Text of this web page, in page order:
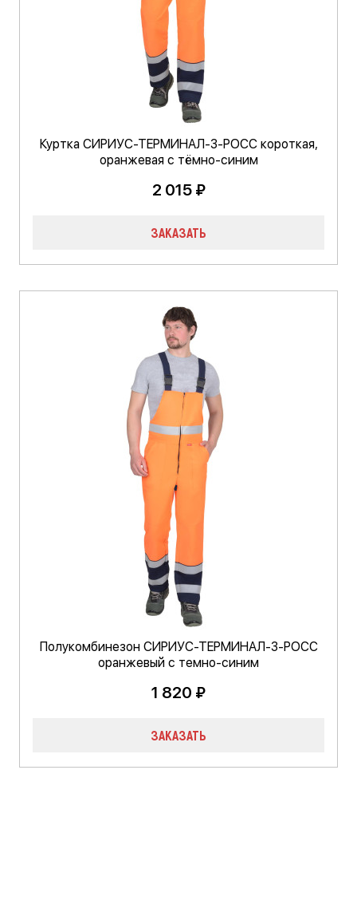
Куртка СИРИУС-ТЕРМИНАЛ-3-РОСС короткая,
оранжевая с тёмно-синим
2 015 ₽
ЗАКАЗАТЬ
Полукомбинезон СИРИУС-ТЕРМИНАЛ-3-РОСС
оранжевый с темно-синим
1 820 ₽
ЗАКАЗАТЬ